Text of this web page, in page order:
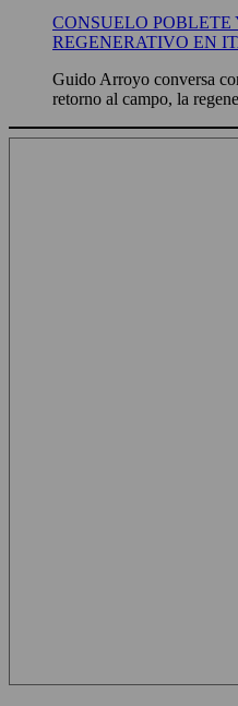
CONSUELO POBLETE
REGENERATIVO EN
Guido Arroyo conversa
retorno al campo, la